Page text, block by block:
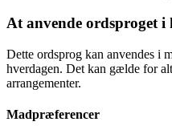
At anvende ordsproget i
Dette ordsprog kan anvendes i
hverdagen. Det kan gælde for
arrangementer.
Madpræferencer